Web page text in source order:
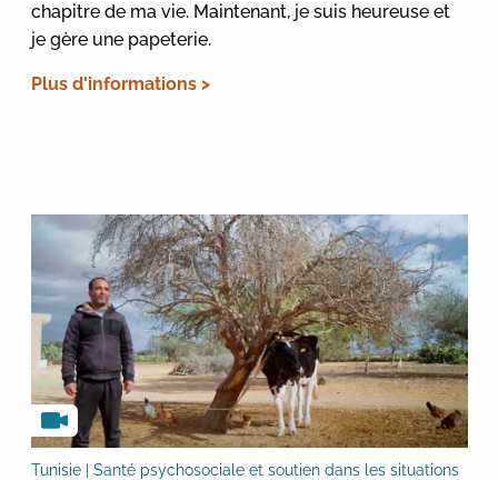
chapitre de ma vie. Maintenant, je suis heureuse et
je gère une papeterie.
Plus d'informations >
Tunisie | Santé psychosociale et soutien dans les situations